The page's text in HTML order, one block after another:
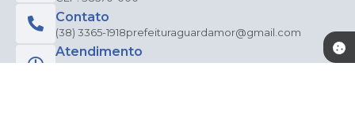
Contato
(38) 3365-1918prefeituraguardamor@gmail.com
Atendimento
Atendimento de Segunda-feira a Sexta-feira das 7:30